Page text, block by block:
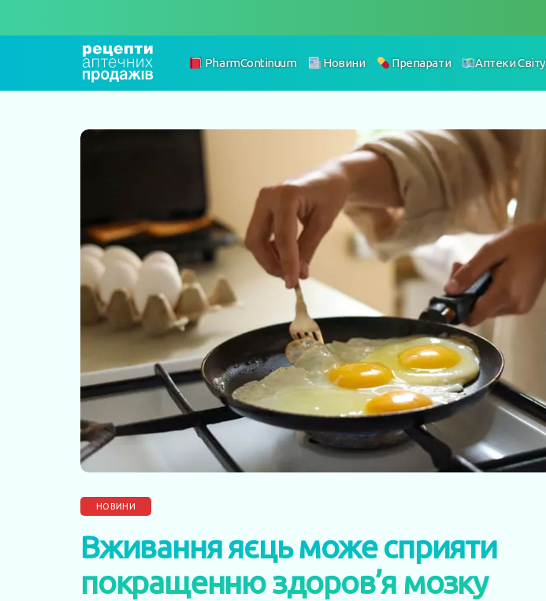
PharmContinuum Новини Препарати Аптеки Світу
НОВИНИ
Вживання яєць може сприяти
покращенню здоров’я мозку